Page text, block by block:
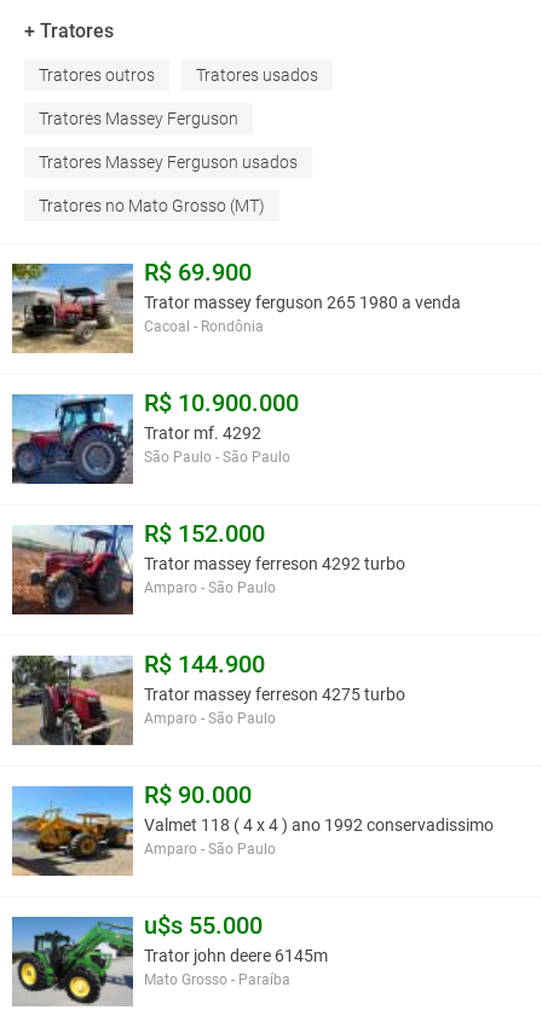
+ Tratores
Tratores outros Tratores usados
Tratores Massey Ferguson
Tratores Massey Ferguson usados
Tratores no Mato Grosso (MT)
R$ 69.900
Trator massey ferguson 265 1980 a venda
Cacoal - Rondônia
R$ 10.900.000
Trator mf. 4292
São Paulo - São Paulo
R$ 152.000
Trator massey ferreson 4292 turbo
Amparo - São Paulo
R$ 144.900
Trator massey ferreson 4275 turbo
Amparo - São Paulo
R$ 90.000
Valmet 118 ( 4 x 4 ) ano 1992 conservadissimo
Amparo - São Paulo
u$s 55.000
Trator john deere 6145m
Mato Grosso - Paraíba